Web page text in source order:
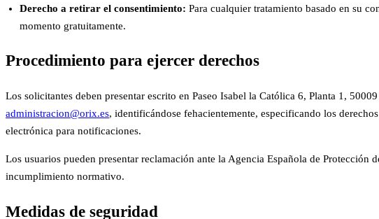
Derecho a retirar el consentimiento: Para cualquier tratamiento basado en su
momento gratuitamente.
Procedimiento para ejercer derechos
Los solicitantes deben presentar escrito en Paseo Isabel la Católica 6, Planta 1,
administracion@orix.es, identificándose fehacientemente, especificando los
electrónica para notificaciones.
Los usuarios pueden presentar reclamación ante la Agencia Española de Protección
incumplimiento normativo.
Medidas de seguridad